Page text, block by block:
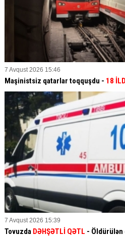
7 Avqust 2026 15:46
Maşinistsiz qatarlar toqquşdu - 18
7 Avqust 2026 15:39
Tovuzda DƏHŞƏTLİ QƏTL - Öldürülən